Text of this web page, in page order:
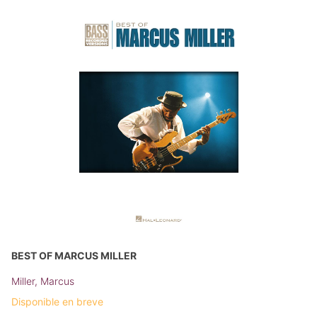
BEST OF MARCUS MILLER
Miller, Marcus
Disponible en breve